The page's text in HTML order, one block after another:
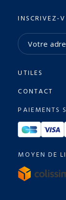
INSCRIVEZ-
UTILES
CONTACT
PAIEMENTS
MOYEN DE